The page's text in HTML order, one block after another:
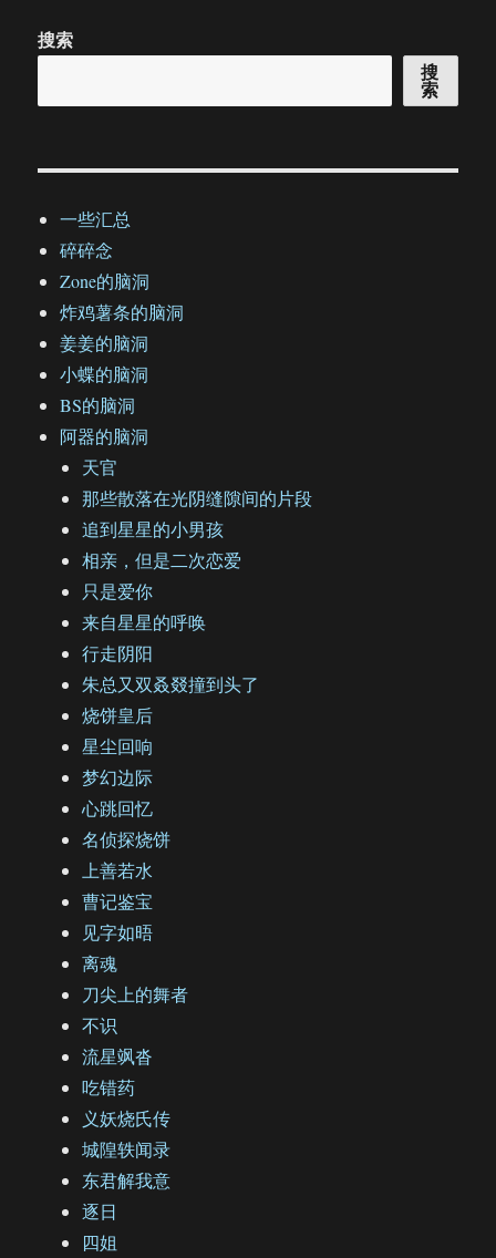
搜索
搜
索
一些汇总
碎碎念
Zone的脑洞
炸鸡薯条的脑洞
姜姜的脑洞
小蝶的脑洞
BS的脑洞
阿器的脑洞
天官
那些散落在光阴缝隙间的片段
追到星星的小男孩
相亲，但是二次恋爱
只是爱你
来自星星的呼唤
行走阴阳
朱总又双叒叕撞到头了
烧饼皇后
星尘回响
梦幻边际
心跳回忆
名侦探烧饼
上善若水
曹记鉴宝
见字如晤
离魂
刀尖上的舞者
不识
流星飒沓
吃错药
义妖烧氏传
城隍轶闻录
东君解我意
逐日
四姐